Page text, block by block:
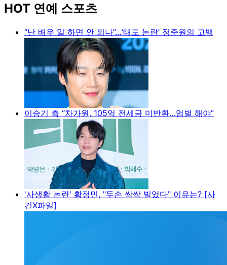
HOT 연예 스포츠
“난 배우 일 하면 안 되나”…‘태도 논란’ 정준원의 고백
이승기 측 “차가원, 105억 전세금 미반환…엄벌 해야”
'사생활 논란' 황정민, "두손 싹싹 빌었다" 이유는? [사
건X파일]